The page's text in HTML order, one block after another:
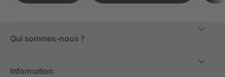
Qui sommes-nous ?
Information